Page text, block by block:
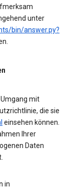
unter
bin/answer.py?
mit
die sie
einsehen können.
Ihrer
Daten
in